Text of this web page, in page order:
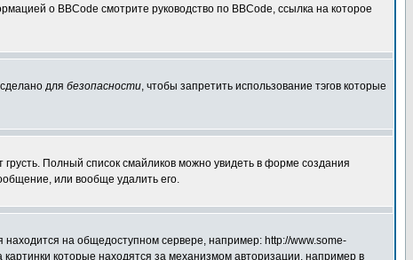
о BBCode смотрите руководство по BBCode, ссылка на которое
для безопасности, чтобы запретить использование тэгов которые
Полный список смайликов можно увидеть в форме создания
или вообще удалить его.
находится на общедоступном сервере, например: http://www.some-
которые находятся за механизмом авторизации, например в